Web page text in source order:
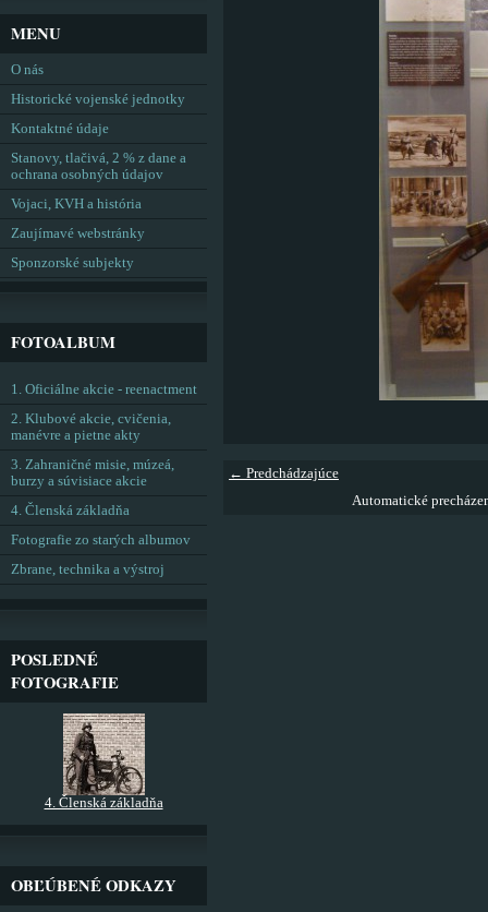
← Predchádzajúce
Automatické
MENU
O nás
Historické vojenské jednotky
Kontaktné údaje
Stanovy, tlačivá, 2 % z dane a
ochrana osobných údajov
Vojaci, KVH a história
Zaujímavé webstránky
Sponzorské subjekty
FOTOALBUM
1. Oficiálne akcie - reenactment
2. Klubové akcie, cvičenia,
manévre a pietne akty
3. Zahraničné misie, múzeá,
burzy a súvisiace akcie
4. Členská základňa
Fotografie zo starých albumov
Zbrane, technika a výstroj
POSLEDNÉ
FOTOGRAFIE
4. Členská základňa
OBĽÚBENÉ ODKAZY